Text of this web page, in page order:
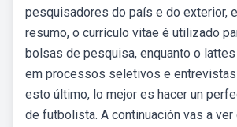
pesquisadores do país e do exterior,
resumo, o currículo vitae é utilizado
bolsas de pesquisa, enquanto o
em processos seletivos e entrevistas
esto último, lo mejor es hacer un
de futbolista. A continuación vas a ver